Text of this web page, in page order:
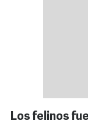
Los felinos